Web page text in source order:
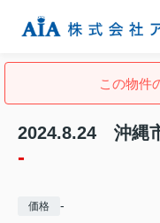
この物件
2024.8.24 沖縄
-
価格 -